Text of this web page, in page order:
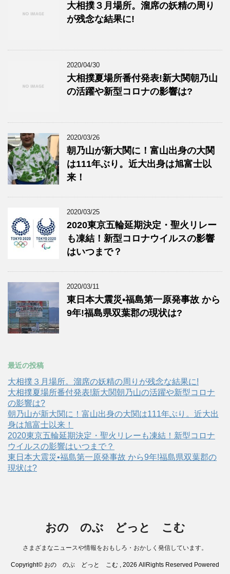
大相撲３月場所。溜席の妖精の周り
が残念な結果に!
2020/04/30
大相撲夏場所番付発表!新大関朝乃山
の活躍や新型コロナの影響は?
2020/03/26
朝乃山が新大関に！富山出身の大関
は111年ぶり。近大出身は旭富士以
来！
2020/03/25
2020東京五輪延期決定・聖火リレー
も凍結！新型コロナウイルスの影響
はいつまで？
2020/03/11
東日本大震災•福島第一原発事故 から
9年!福島県双葉郡の現状は?
最近の投稿
大相撲３月場所。溜席の妖精の周りが残念な結果に!
大相撲夏場所番付発表!新大関朝乃山の活躍や新型コロナ
の影響は?
朝乃山が新大関に！富山出身の大関は111年ぶり。近大出
身は旭富士以来！
2020東京五輪延期決定・聖火リレーも凍結！新型コロナ
ウイルスの影響はいつまで？
東日本大震災•福島第一原発事故 から9年!福島県双葉郡の
現状は?
おの のぶ どっと こむ
さまざまなニュースや情報をおもしろ・おかしく発信しています。
Copyright© おの のぶ どっと こむ , 2026 AllRights Reserved Powered